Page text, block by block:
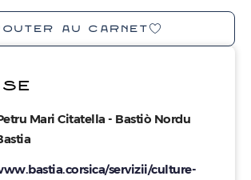
AU CARNET
Mari Citatella - Bastiò Nordu
servizii/culture-